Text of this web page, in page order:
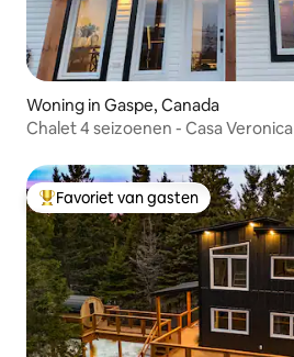
Woning in Gaspe, Canada
Chalet 4 seizoenen - Casa Veronica
Topfavoriet van gasten
Favoriet van gasten